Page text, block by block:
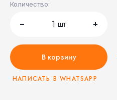
Количество:
1 шт
В корзину
НАПИСАТЬ В WHATSAPP